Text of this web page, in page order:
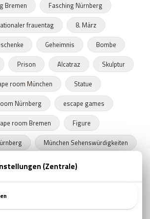
Bremen
Fasching Nürnberg
frauentag
8. März
Geheimnis
Bombe
Prison Alcatraz
Skulptur
room München
Statue
Nürnberg
escape games
room Bremen
Figure
München Sehenswürdigkeiten
München
Stadtrundfahrt Bremen
Programme in Nürnberg
Zeitkapseln